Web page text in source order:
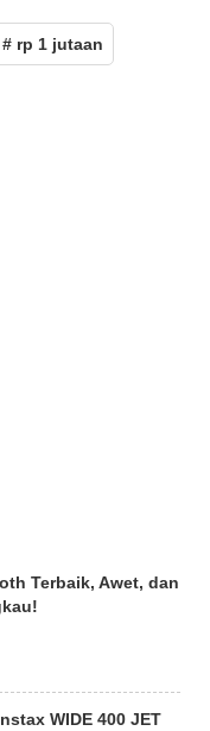
# rp 1 jutaan
Terbaik, Awet, dan
WIDE 400 JET